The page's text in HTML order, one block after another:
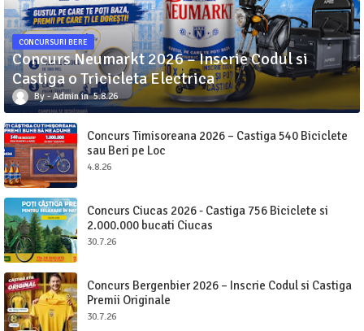
CONCURSURI BERE
Concurs Neumarkt 2026 – Inscrie Codul si
Castiga o Tricicleta Electrica
Admin 5.8.26
Concurs Timisoreana 2026 – Castiga 540 Biciclete
sau Beri pe Loc
4.8.26
Concurs Ciucas 2026 - Castiga 756 Biciclete si
2.000.000 bucati Ciucas
30.7.26
Concurs Bergenbier 2026 – Inscrie Codul si Castiga
Premii Originale
30.7.26